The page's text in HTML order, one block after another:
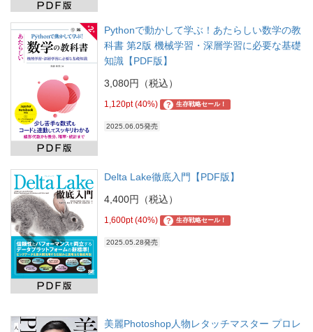
Pythonで動かして学ぶ！あたらしい数学の教
科書 第2版 機械学習・深層学習に必要な基礎
知識【PDF版】
3,080円（税込）
1,120pt (40%) ? 生存戦略セール！
2025.06.05発売
Delta Lake徹底入門【PDF版】
4,400円（税込）
1,600pt (40%) ? 生存戦略セール！
2025.05.28発売
美麗Photoshop人物レタッチマスター プロレ